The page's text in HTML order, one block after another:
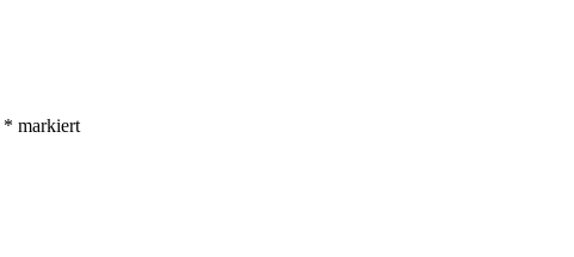
* markiert